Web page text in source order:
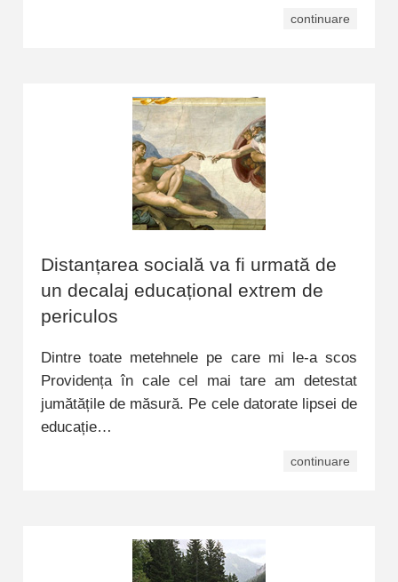
continuare
Distanțarea socială va fi urmată de
un decalaj educațional extrem de
periculos
Dintre toate metehnele pe care mi le-a scos
Providența în cale cel mai tare am detestat
jumătățile de măsură. Pe cele datorate lipsei de
educație…
continuare